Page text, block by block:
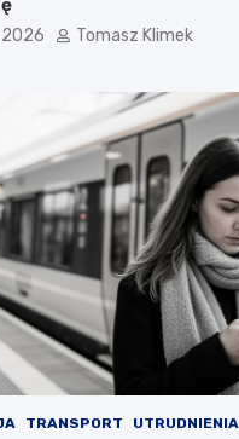
2026 Tomasz Klimek
TRANSPORT UTRUDNIENIA